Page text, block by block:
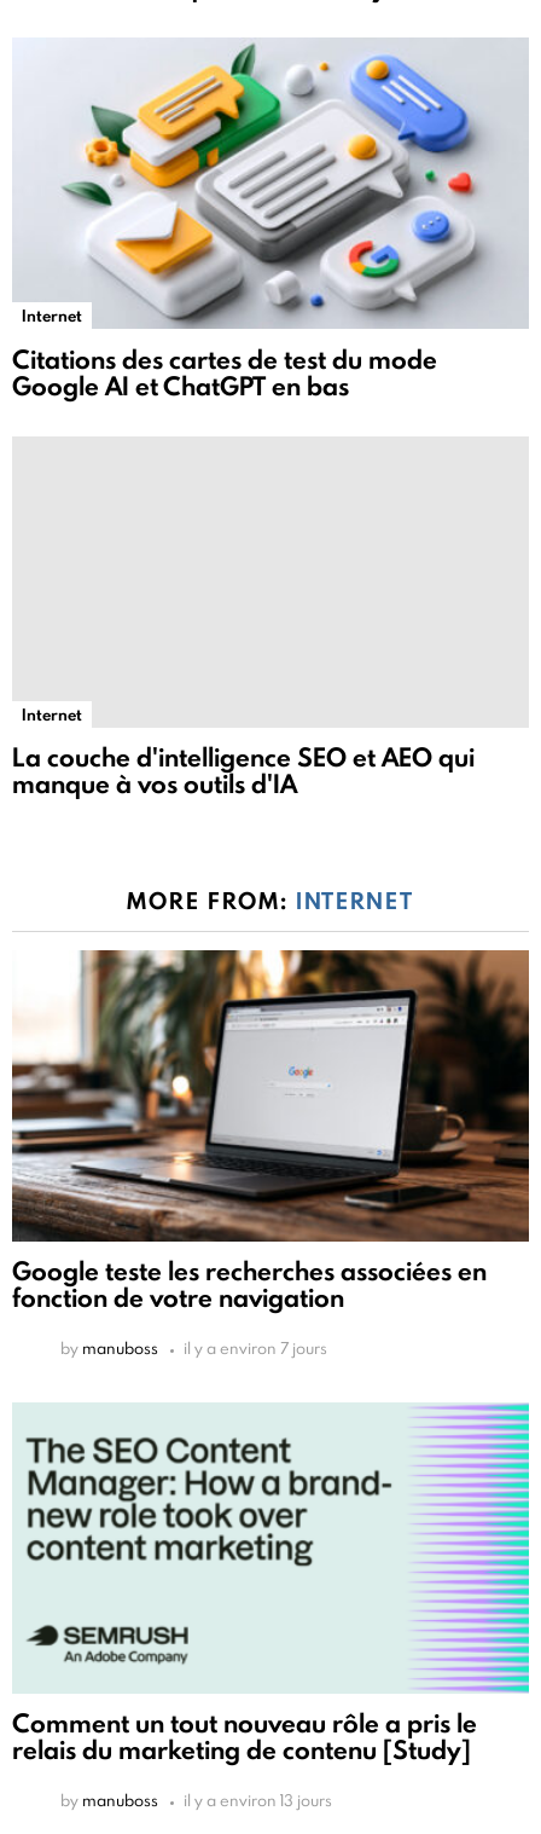
Internet
Citations des cartes de test du mode
Google AI et ChatGPT en bas
Internet
La couche d'intelligence SEO et AEO qui
manque à vos outils d'IA
MORE FROM: INTERNET
Google teste les recherches associées en
fonction de votre navigation
by manuboss il y a environ 7 jours
Comment un tout nouveau rôle a pris le
relais du marketing de contenu [Study]
by manuboss il y a environ 13 jours